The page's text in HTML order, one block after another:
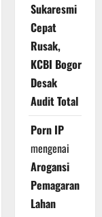
Sukaresmi
Cepat
Rusak,
KCBI Bogor
Desak
Audit Total
Porn IP
mengenai
Arogansi
Pemagaran
Lahan